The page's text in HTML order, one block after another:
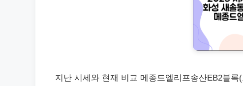
지난 시세와 현재 비교 메종드엘리프송산EB2블